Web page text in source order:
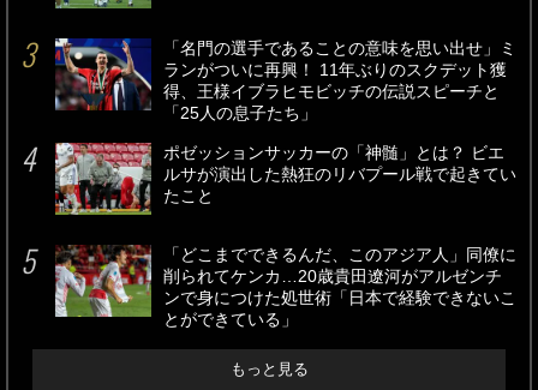
「名門の選手であることの意味を思い出せ」ミ
ランがついに再興！ 11年ぶりのスクデット獲
得、王様イブラヒモビッチの伝説スピーチと
「25人の息子たち」
ポゼッションサッカーの「神髄」とは？ ビエ
ルサが演出した熱狂のリバプール戦で起きてい
たこと
「どこまでできるんだ、このアジア人」同僚に
削られてケンカ…20歳貴田遼河がアルゼンチ
ンで身につけた処世術「日本で経験できないこ
とができている」
もっと見る